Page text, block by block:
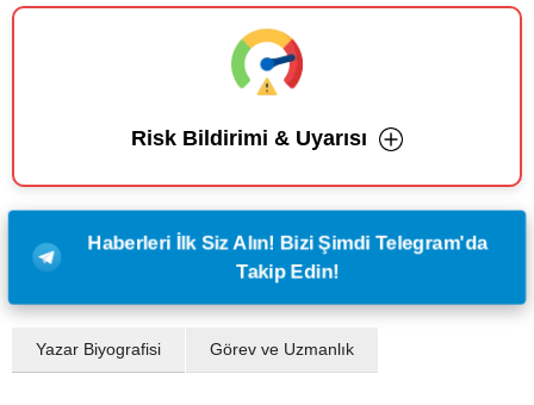
Risk Bildirimi & Uyarısı
Haberleri İlk Siz Alın! Bizi Şimdi Telegram'da
Takip Edin!
Yazar Biyografisi Görev ve Uzmanlık